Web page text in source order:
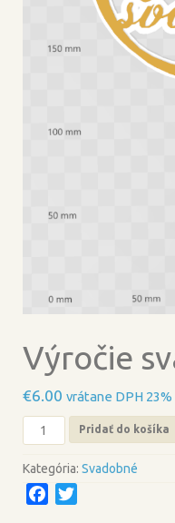
Výročie
€6.00 vrátane DPH 23%
množstvo
Výročie
svadby
zápich
Pridať do košíka
Kategória: Svadobné